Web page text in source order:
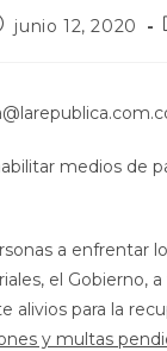
junio 12, 2020
medios de
a enfrentar
el Gobierno,
alivios para la
y multas